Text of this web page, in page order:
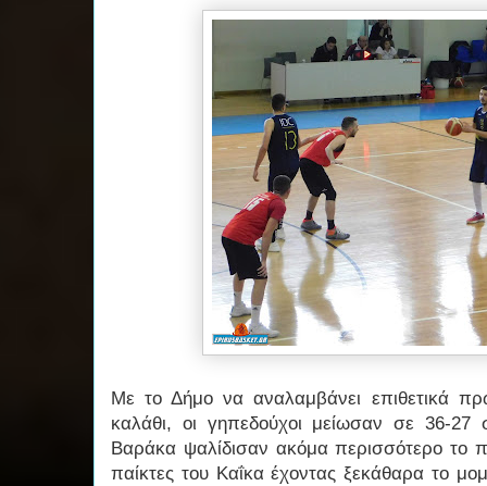
Με το Δήμο να αναλαμβάνει επιθετικά
καλάθι, οι γηπεδούχοι μείωσαν σε 36-
Βαράκα ψαλίδισαν ακόμα περισσότερο το
παίκτες του Καΐκα έχοντας ξεκάθαρα το